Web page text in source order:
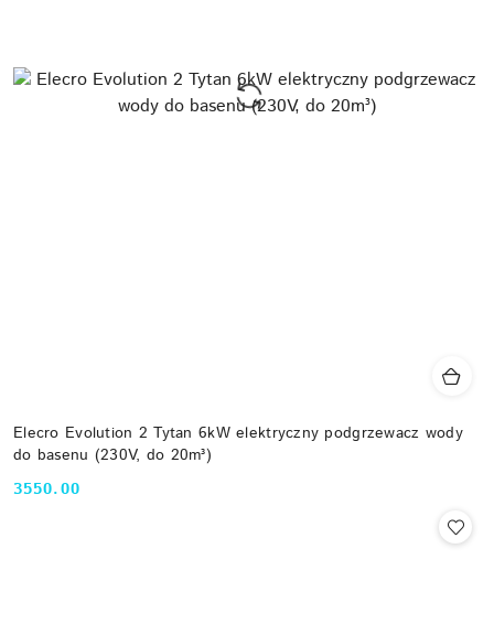
Elecro Evolution 2 Tytan 6kW elektryczny podgrzewacz wody
do basenu (230V, do 20m³)
Cena:
3550.00